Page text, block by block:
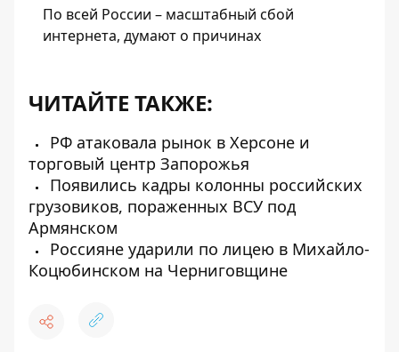
По всей России – масштабный сбой
интернета, думают о причинах
ЧИТАЙТЕ ТАКЖЕ:
РФ атаковала рынок в Херсоне и
торговый центр Запорожья
Появились кадры колонны российских
грузовиков, пораженных ВСУ под
Армянском
Россияне ударили по лицею в Михайло-
Коцюбинском на Черниговщине